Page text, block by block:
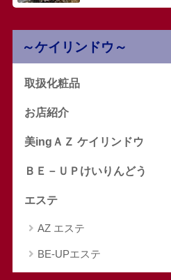
～ケイリンドウ～
取扱化粧品
お店紹介
美ingＡＺ ケイリンドウ
ＢＥ－ＵＰけいりんどう
エステ
AZ エステ
BE-UPエステ